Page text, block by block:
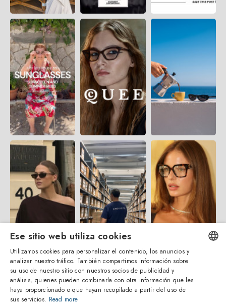
ENGLISH
ITALIAN
Ese sitio web utiliza cookies
Utilizamos cookies para personalizar el contenido, los anuncios y
analizar nuestro tráfico. También compartimos información sobre
su uso de nuestro sitio con nuestros socios de publicidad y
análisis, quienes pueden combinarla con otra información que les
haya proporcionado o que hayan recopilado a partir del uso de
sus servicios. Read more